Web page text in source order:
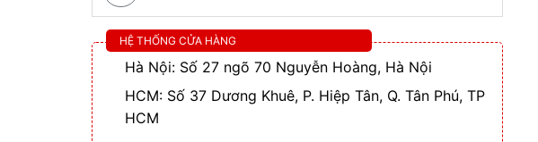
HỆ THỐNG CỬA HÀNG
Hà Nội: Số 27 ngõ 70 Nguyễn Hoàng, Hà Nội
HCM: Số 37 Dương Khuê, P. Hiệp Tân, Q. Tân Phú, TP
HCM